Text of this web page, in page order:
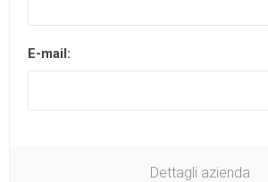
E-mail:
Dettagli azienda